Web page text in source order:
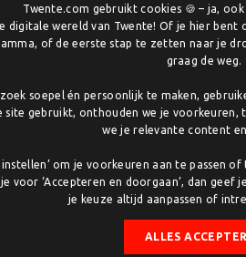
dan een erkenning voor één
Hier werken overheid, onderwijs
gebiedsontwikkeling,
talenten betekent dit: werken
je werkt. En voor bedrijven: een
de komst van de
Twente.com gebruikt cookies 🍪 – ja,
digitale wereld van Twente! Of je hier bent
of de eerste stap te zetten naar je
graag de weg.
soepel én persoonlijk te maken,
site gebruikt, onthouden we je voorkeuren,
we je relevante content
instellen’ om je voorkeuren aan te passen
voor ‘Accepteren en doorgaan’, dan
je keuze altijd aanpassen of
ALLES